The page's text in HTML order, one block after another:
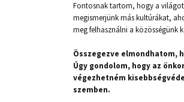
Fontosnak tartom, hogy a
megismerjünk más kultúrákat,
meg felhasználni a közösségünk
Összegezve elmondhatom,
Úgy gondolom, hogy az
végezhetném
szemben.